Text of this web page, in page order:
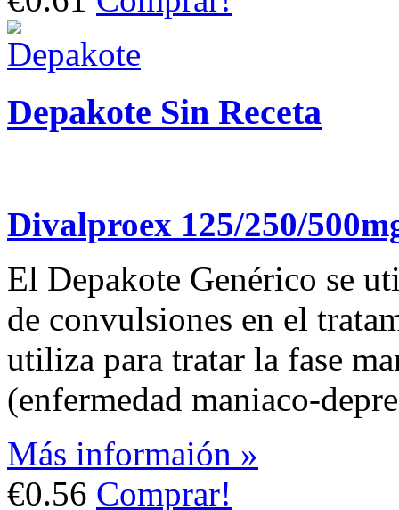
Depakote Sin Receta
Divalproex 125/250/
El Depakote Genérico se
de convulsiones en el
utiliza para tratar la fase
(enfermedad maniaco-
Más informaión »
€0.56 Comprar!